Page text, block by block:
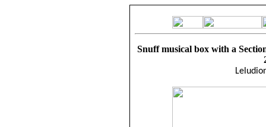
Snuff musical box with a